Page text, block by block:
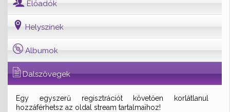
Előadók
Helyszínek
Albumok
Dalszövegek
Egy egyszerű regisztrációt követően korlátlanul
hozzáférhetsz az oldal stream tartalmaihoz!